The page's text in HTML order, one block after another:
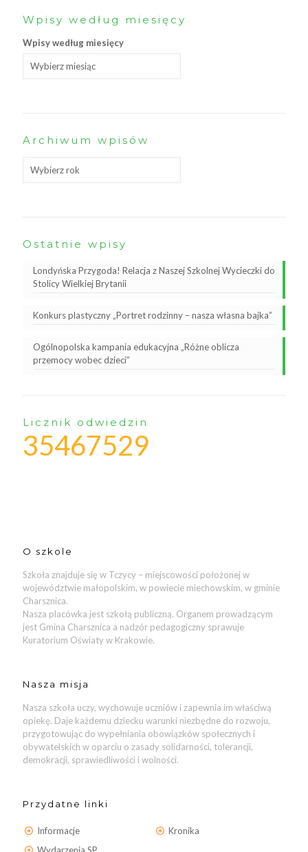
Wpisy według miesięcy
Wpisy według miesięcy
Archiwum wpisów
Ostatnie wpisy
Londyńska Przygoda! Relacja z Naszej Szkolnej Wycieczki do
Stolicy Wielkiej Brytanii
Konkurs plastyczny „Portret rodzinny – nasza własna bajka”
Ogólnopolska kampania edukacyjna „Różne oblicza
przemocy wobec dzieci”
Licznik odwiedzin
35467529
O szkole
Szkoła znajduje się w Tczycy – miejscowości położonej w
województwie małopolskim, w powiecie miechowskim, w gminie
Charsznica.
Nasza placówka jest szkołą publiczną. Organem prowadzącym
jest Gmina Charsznica a nadzór pedagogiczny sprawuje
Kuratorium Oświaty w Krakowie.
Nasza misja
Nasza szkoła uczy, wychowuje uczniów i zapewnia im właściwą
opiekę. Daje każdemu dziecku warunki niezbędne do rozwoju,
przygotowując do wypełniania obowiązków społecznych i
obywatelskich w oparciu o zasady solidarności, tolerancji,
demokracji, sprawiedliwości i wolności.
Przydatne linki
Informacje
Kronika